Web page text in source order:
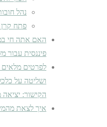
נהל
פתח קרן
האם אתה חי
פיננסית עבור
לפרטים מלאים
ושליטה על
הקישור: יציאה
איך לצאת